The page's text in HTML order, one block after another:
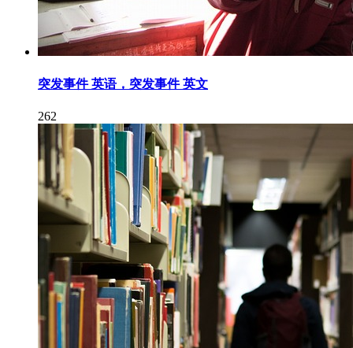
突发事件 英语，突发事件 英文
262